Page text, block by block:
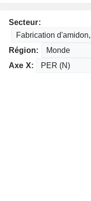
Secteur:
Région:
Axe X: